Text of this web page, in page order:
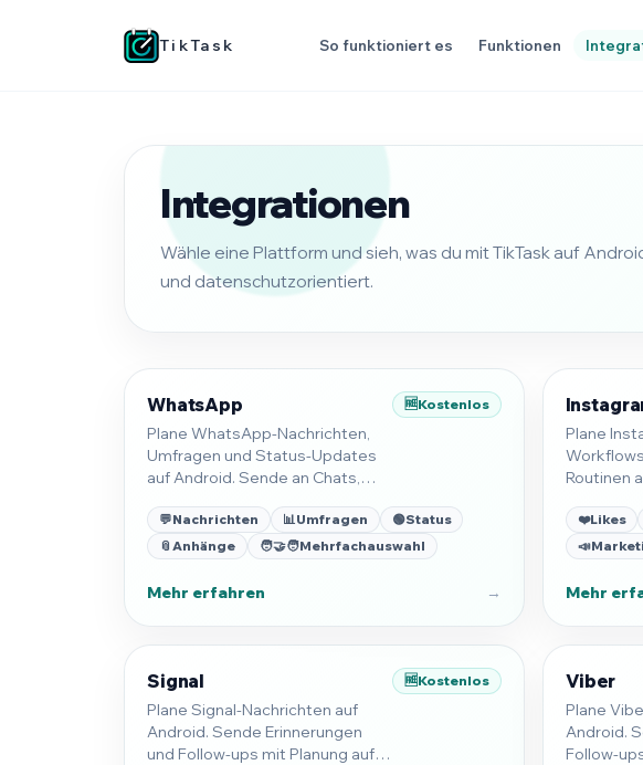
TikTask So funktioniert es Funktionen
Integrationen
Wähle eine Plattform und sieh, was du mit TikTask auf
und datenschutzorientiert.
WhatsApp
Plane WhatsApp-Nachrichten,
Umfragen und Status-Updates
auf Android. Sende an Chats,
Kanäle und ungespeicherte
Nummern.
🆓Kostenlos
💬Nachrichten 📊Umfragen 🟢Status
📎 Anhänge 🧑‍🤝‍🧑Mehrfachauswahl
Mehr erfahren →
Plane
Routinen
❤️Likes
📣
Mehr
Signal
Plane Signal-Nachrichten auf
Android. Sende Erinnerungen
und Follow-ups mit Planung auf
🆓Kostenlos Viber
Plane
Android.
Follow-